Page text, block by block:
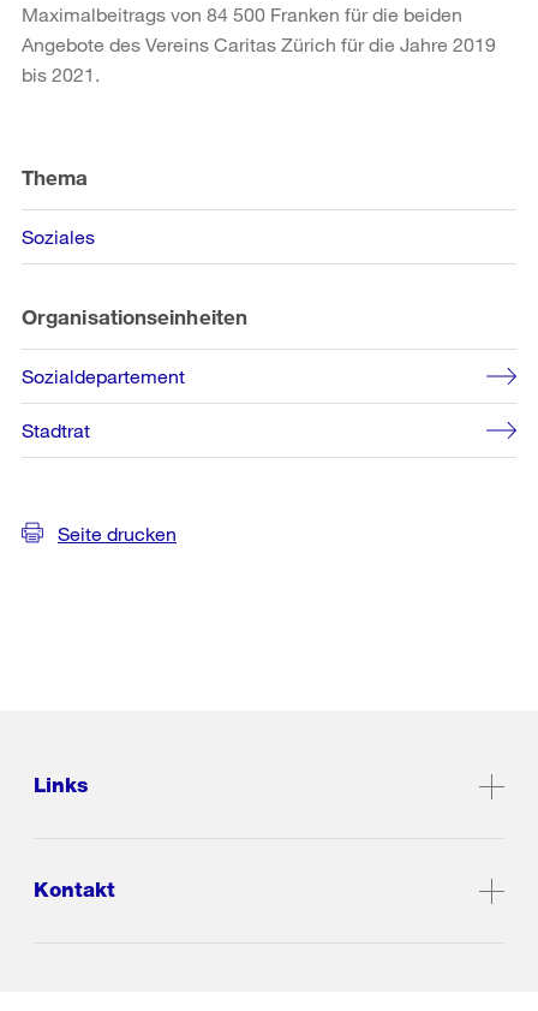
Maximalbeitrags von 84 500 Franken für die beiden
Angebote des Vereins Caritas Zürich für die Jahre 2019
bis 2021.
Informationen
Thema
Soziales
Organisationseinheiten
Sozialdepartement
Stadtrat
Seite drucken
Links
Kontakt